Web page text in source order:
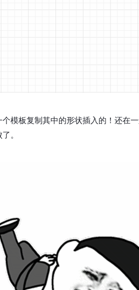
模板复制其中的形状插入的！还在
。